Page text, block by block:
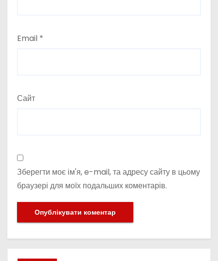
Email *
Сайт
Зберегти моє ім'я, e-mail, та адресу сайту в цьому
браузері для моїх подальших коментарів.